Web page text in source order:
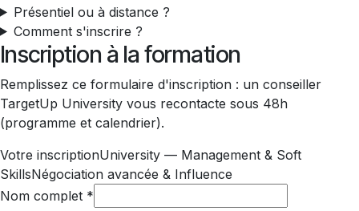
Présentiel ou à distance ?
Comment s'inscrire ?
Inscription à la formation
Remplissez ce formulaire d'inscription : un conseiller
TargetUp University vous recontacte sous 48h
(programme et calendrier).
Votre inscriptionUniversity — Management & Soft
SkillsNégociation avancée & Influence
Nom complet *